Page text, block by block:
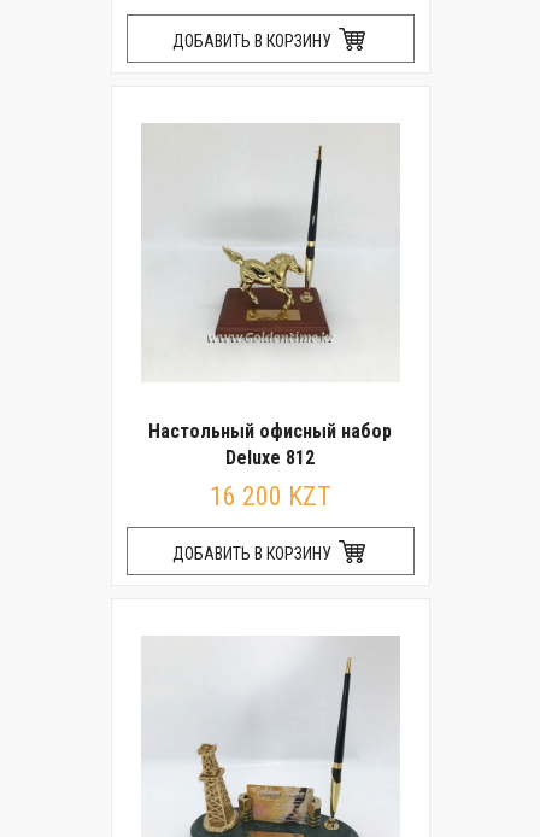
ДОБАВИТЬ В КОРЗИНУ
Настольный офисный набор
Deluxe 812
16 200 KZT
ДОБАВИТЬ В КОРЗИНУ